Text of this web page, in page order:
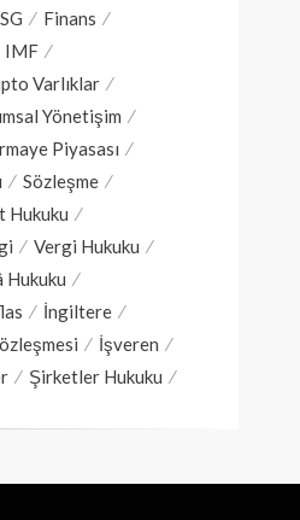
Finans
IMF
Varlıklar
Yönetişim
Piyasası
Sözleşme
Hukuku
Vergi Hukuku
Hukuku
İngiltere
İşveren
Şirketler Hukuku